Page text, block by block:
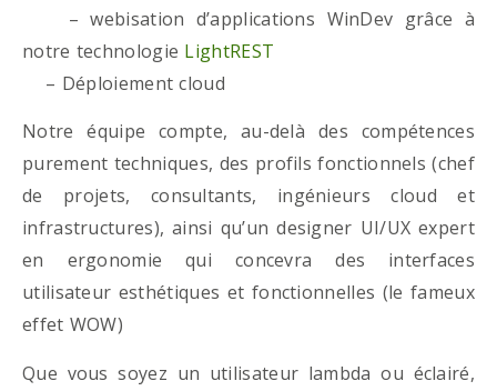
– webisation d’applications WinDev grâce à
notre technologie LightREST
– Déploiement cloud
Notre équipe compte, au-delà des compétences
purement techniques, des profils fonctionnels (chef
de projets, consultants, ingénieurs cloud et
infrastructures), ainsi qu’un designer UI/UX expert
en ergonomie qui concevra des interfaces
utilisateur esthétiques et fonctionnelles (le fameux
effet WOW)
Que vous soyez un utilisateur lambda ou éclairé,